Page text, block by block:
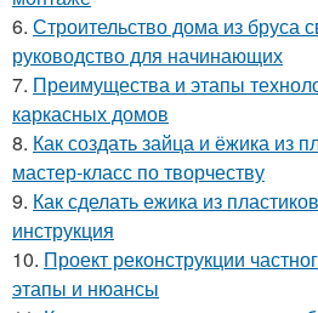
6. Строительство дома из бруса
руководство для начинающих
7. Преимущества и этапы
каркасных домов
8. Как создать зайца и ёжика из
мастер-класс по творчеству
9. Как сделать ежика из
инструкция
10. Проект реконструкции
этапы и нюансы